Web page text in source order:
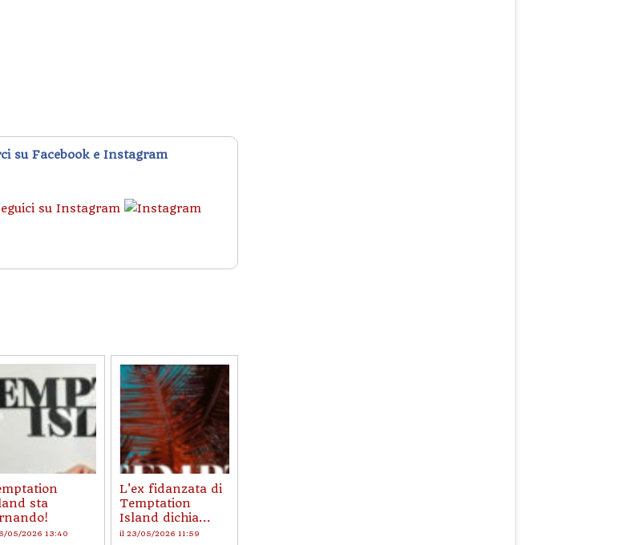
su Facebook e Instagram
su Instagram
sta
05/2026 13:40
L'ex fidanzata di
Temptation
Island dichia...
il 23/05/2026 11:59